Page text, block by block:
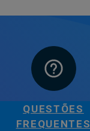
QUESTÕES
FREQUENTES